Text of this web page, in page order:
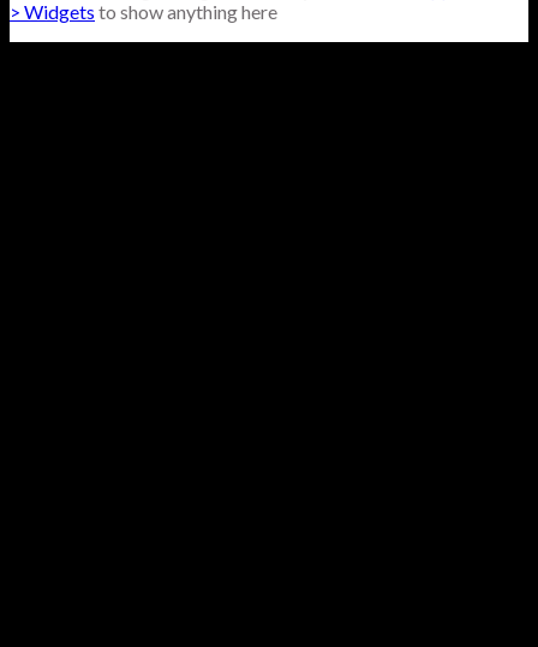
> Widgets to show anything here